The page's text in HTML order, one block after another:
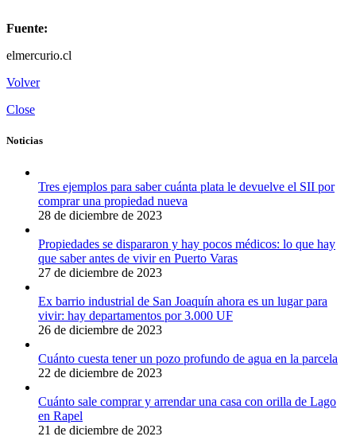
Fuente:
elmercurio.cl
Volver
Close
Noticias
Tres ejemplos para saber cuánta plata le devuelve el SII por
comprar una propiedad nueva
28 de diciembre de 2023
Propiedades se dispararon y hay pocos médicos: lo que hay
que saber antes de vivir en Puerto Varas
27 de diciembre de 2023
Ex barrio industrial de San Joaquín ahora es un lugar para
vivir: hay departamentos por 3.000 UF
26 de diciembre de 2023
Cuánto cuesta tener un pozo profundo de agua en la parcela
22 de diciembre de 2023
Cuánto sale comprar y arrendar una casa con orilla de Lago
en Rapel
21 de diciembre de 2023